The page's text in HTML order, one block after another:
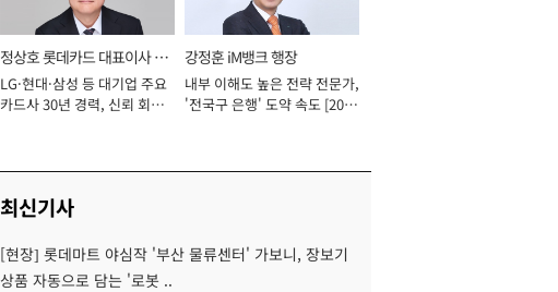
정상호 롯데카드 대표이사 사
장
LG·현대·삼성 등 대기업 주요
카드사 30년 경력, 신뢰 회복
강정훈 iM뱅크 행장
내부 이해도 높은 전략 전문가,
'전국구 은행' 도약 속도 [2026
최신기사
[현장] 롯데마트 야심작 '부산 물류센터' 가보니, 장보기
상품 자동으로 담는 '로봇 ..